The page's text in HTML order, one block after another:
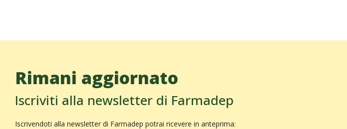
Rimani aggiornato
Iscriviti alla newsletter di Farmadep
Iscrivendoti alla newsletter di Farmadep potrai ricevere in anteprima: